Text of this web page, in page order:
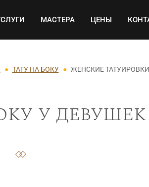
МАСТЕРА ЦЕНЫ
ТАТУ НА БОКУ ЖЕНСКИЕ ТАТУИРОВКИ
у девушек